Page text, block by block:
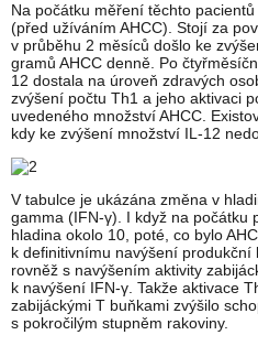
Na počátku měření těchto
(před užíváním AHCC). Stojí za
v průběhu 2 měsíců došlo ke
gramů AHCC denně. Po
12 dostala na úroveň zdravých
zvýšení počtu Th1 a jeho aktivaci
uvedeného množství AHCC.
kdy ke zvýšení množství IL-12
V tabulce je ukázána změna v
gamma (IFN-γ). I když na počátku
hladina okolo 10, poté, co bylo
k definitivnímu navýšení produkční
rovněž s navýšením aktivity
k navýšení IFN-γ. Takže aktivace
zabijáckými T buňkami zvýšilo
s pokročilým stupněm rakoviny.